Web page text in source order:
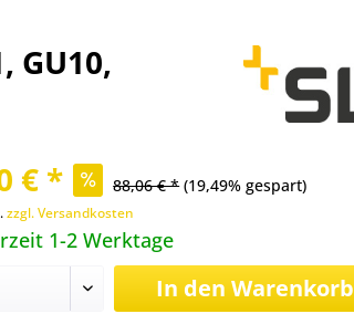
GU10,
€ *
88,06 € * (19,49% gespart)
zzgl. Versandkosten
1-2 Werktage
In den Warenkorb